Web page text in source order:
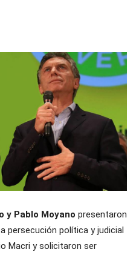
y Pablo Moyano presentaron
persecución política y judicial
Macri y solicitaron ser